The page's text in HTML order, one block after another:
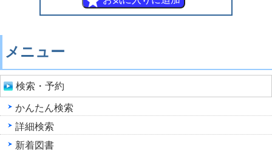
メニュー
検索・予約
かんたん検索
詳細検索
新着図書